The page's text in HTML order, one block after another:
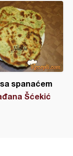
spanaćem
Šćekić